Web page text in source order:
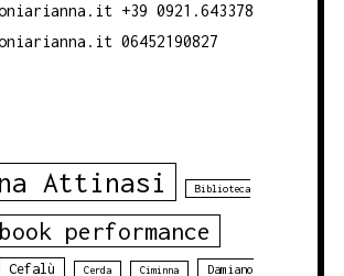
+39 0921.643378
06452190827
Attinasi Biblioteca
book performance
Cefalù Cerda Ciminna Damiano